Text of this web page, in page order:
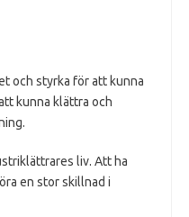
och styrka för att kunna
kunna klättra och
liv. Att ha
en stor skillnad i